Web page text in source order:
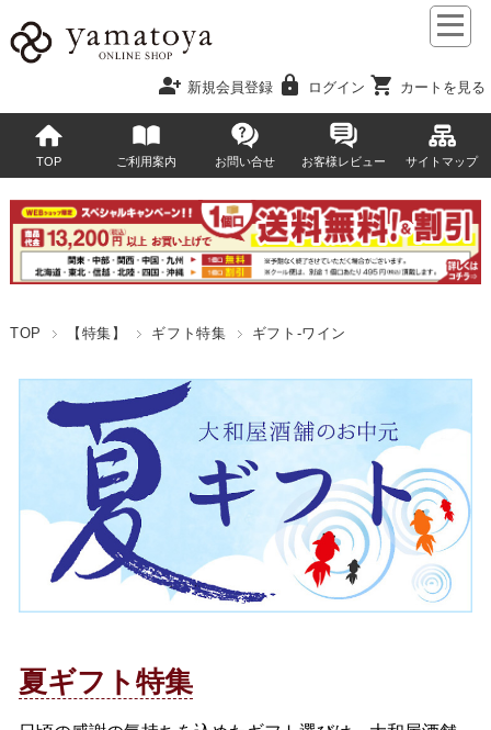
person_add 新規会員登録 lock ログイン shopping_cart カートを見る
TOP ご利用案内 お問い合せ お客様レビュー サイトマップ
TOP 【特集】 ギフト特集 ギフト-ワイン